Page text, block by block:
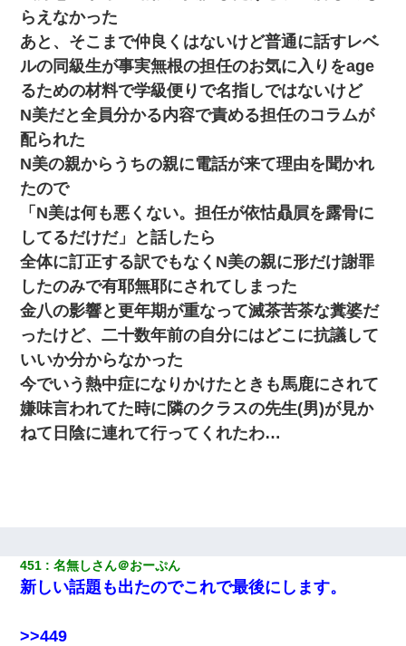
らえなかった
あと、そこまで仲良くはないけど普通に話すレベ
ルの同級生が事実無根の担任のお気に入りをage
るための材料で学級便りで名指しではないけど
N美だと全員分かる内容で責める担任のコラムが
配られた
N美の親からうちの親に電話が来て理由を聞かれ
たので
「N美は何も悪くない。担任が依怙贔屓を露骨に
してるだけだ」と話したら
全体に訂正する訳でもなくN美の親に形だけ謝罪
したのみで有耶無耶にされてしまった
金八の影響と更年期が重なって滅茶苦茶な糞婆だ
ったけど、二十数年前の自分にはどこに抗議して
いいか分からなかった
今でいう熱中症になりかけたときも馬鹿にされて
嫌味言われてた時に隣のクラスの先生(男)が見か
ねて日陰に連れて行ってくれたわ…
451 名無しさん＠おーぷん
新しい話題も出たのでこれで最後にします。
>>449